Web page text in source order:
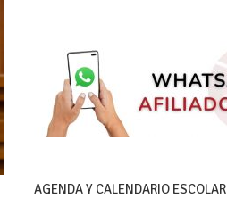
AGENDA Y CALENDARIO ESCOLAR